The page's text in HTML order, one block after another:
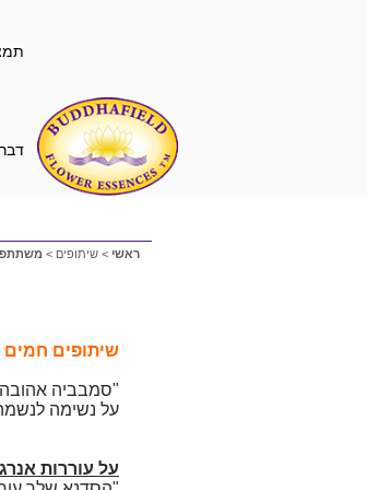
ראשי > שיתופים >
שיתופים חמים
"סמבביה
על נשימה
על עוררות